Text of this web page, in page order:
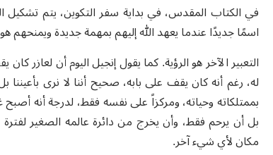
في الكتاب المقدس، في بداية سفر التكوين، يتم
اسمًا جديدًا عندما يعهد الله إليهم بمهمة جديدة
التعبير الآخر هو الرؤية. كما يقول إنجيل اليوم أن لعازر
له، رغم أنه كان يقف على بابه، صحيح أننا لا نرى
بممتلكاته وحياته، ومركزاً على نفسه فقط، لدرجة أنه
بل أن يرحم فقط، وأن يخرج من دائرة عالمه الصغير
مكان لأي شيء آخر.